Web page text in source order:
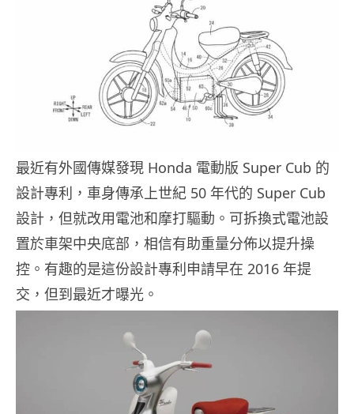
最近有外國傳媒發現 Honda 電動版 Super Cub 的
設計專利，車身傳承上世紀 50 年代的 Super Cub
設計，但就改用電池和摩打驅動。可拆換式電池設
置於車架中央底部，相信有助重量分佈以提升操
控。有趣的是這份設計專利申請早在 2016 年提
交，但到最近才曝光。